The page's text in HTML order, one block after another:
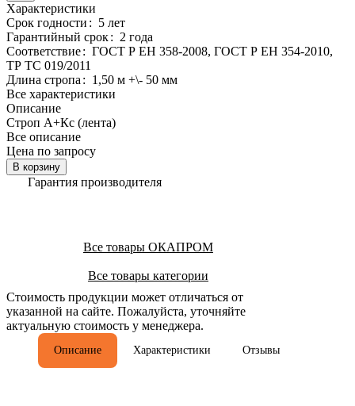
Характеристики
Срок годности: 5 лет
Гарантийный срок: 2 года
Соответствие: ГОСТ Р ЕН 358-2008, ГОСТ Р ЕН 354-2010,
ТР ТС 019/2011
Длина стропа: 1,50 м +\- 50 мм
Все характеристики
Описание
Строп А+Кс (лента)
Все описание
Цена по запросу
В корзину
Гарантия производителя
Все товары ОКАПРОМ
Все товары категории
Стоимость продукции может отличаться от
указанной на сайте. Пожалуйста, уточняйте
актуальную стоимость у менеджера.
Описание Характеристики Отзывы